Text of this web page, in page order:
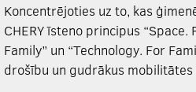
Koncentrējoties uz to, kas
CHERY īsteno principus “Space.
Family” un “Technology. For
drošību un gudrākus mobilitātes